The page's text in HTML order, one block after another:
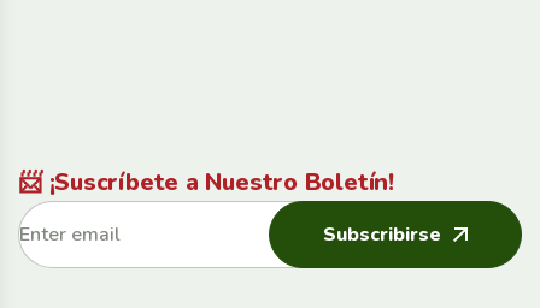
📨 ¡Suscríbete a Nuestro Boletín!
Subscribirse